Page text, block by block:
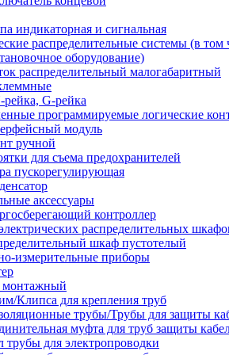
индикаторная и сигнальная
распределительные системы (в том
оборудование)
распределительный малогабаритный
G-рейка
программируемые логические
модуль
ручной
для съема предохранителей
пускорегулирующая
аксессуары
контроллер
распределительных
шкаф пустотелый
измерительные приборы
монтажный
Клипса для крепления труб
трубы/Трубы для защиты
муфта для труб защиты
трубы для электропроводки